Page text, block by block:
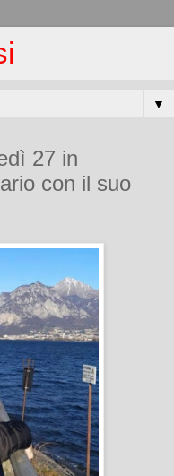
▼
27 in
con il suo